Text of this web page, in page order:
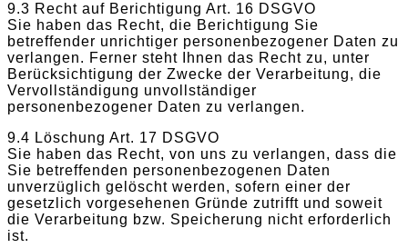
9.3 Recht auf Berichtigung Art. 16 DSGVO
Sie haben das Recht, die Berichtigung Sie
betreffender unrichtiger personenbezogener Daten zu
verlangen. Ferner steht Ihnen das Recht zu, unter
Berücksichtigung der Zwecke der Verarbeitung, die
Vervollständigung unvollständiger
personenbezogener Daten zu verlangen.
9.4 Löschung Art. 17 DSGVO
Sie haben das Recht, von uns zu verlangen, dass die
Sie betreffenden personenbezogenen Daten
unverzüglich gelöscht werden, sofern einer der
gesetzlich vorgesehenen Gründe zutrifft und soweit
die Verarbeitung bzw. Speicherung nicht erforderlich
ist.